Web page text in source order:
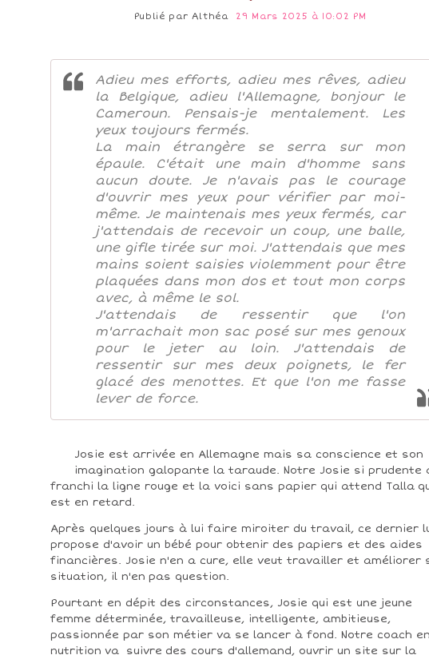
Publié par Althéa 29 Mars 2025 à 10:02 PM
Adieu mes efforts, adieu mes rêves, adieu
la Belgique, adieu l'Allemagne, bonjour le
Cameroun. Pensais-je mentalement. Les
yeux toujours fermés.
La main étrangère se serra sur mon
épaule. C'était une main d'homme sans
aucun doute. Je n'avais pas le courage
d'ouvrir mes yeux pour vérifier par moi-
même. Je maintenais mes yeux fermés, car
j'attendais de recevoir un coup, une balle,
une gifle tirée sur moi. J'attendais que mes
mains soient saisies violemment pour être
plaquées dans mon dos et tout mon corps
avec, à même le sol.
J'attendais de ressentir que l'on
m'arrachait mon sac posé sur mes genoux
pour le jeter au loin. J'attendais de
ressentir sur mes deux poignets, le fer
glacé des menottes. Et que l'on me fasse
lever de force.
Josie est arrivée en Allemagne mais sa conscience et son
imagination galopante la taraude. Notre Josie si prudente
franchi la ligne rouge et la voici sans papier qui attend Talla
est en retard.
Après quelques jours à lui faire miroiter du travail, ce dernier
propose d'avoir un bébé pour obtenir des papiers et des aides
financières. Josie n'en a cure, elle veut travailler et améliorer
situation, il n'en pas question.
Pourtant en dépit des circonstances, Josie qui est une jeune
femme déterminée, travailleuse, intelligente, ambitieuse,
passionnée par son métier va se lancer à fond. Notre coach
nutrition va suivre des cours d'allemand, ouvrir un site sur la